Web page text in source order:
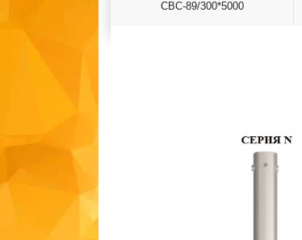
СВС-89/300*5000